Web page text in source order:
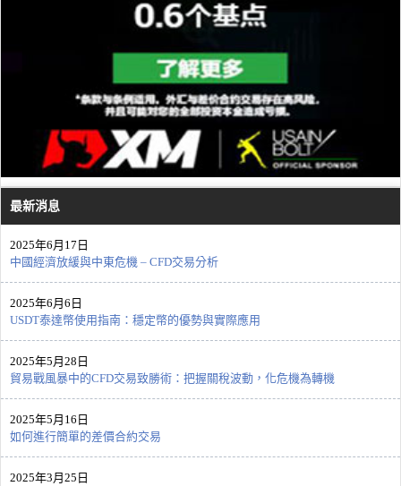
最新消息
2025年6月17日
中國經濟放緩與中東危機 – CFD交易分析
2025年6月6日
USDT泰達幣使用指南：穩定幣的優勢與實際應用
2025年5月28日
貿易戰風暴中的CFD交易致勝術：把握關稅波動，化危機為轉機
2025年5月16日
如何進行簡單的差價合約交易
2025年3月25日